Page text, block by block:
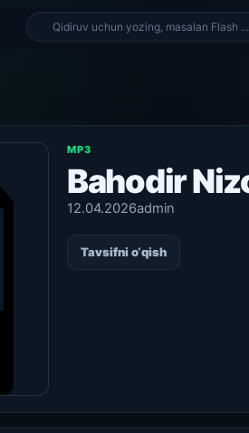
MP3
Bahodir
12.04.2026admin
Tavsifni o‘qish